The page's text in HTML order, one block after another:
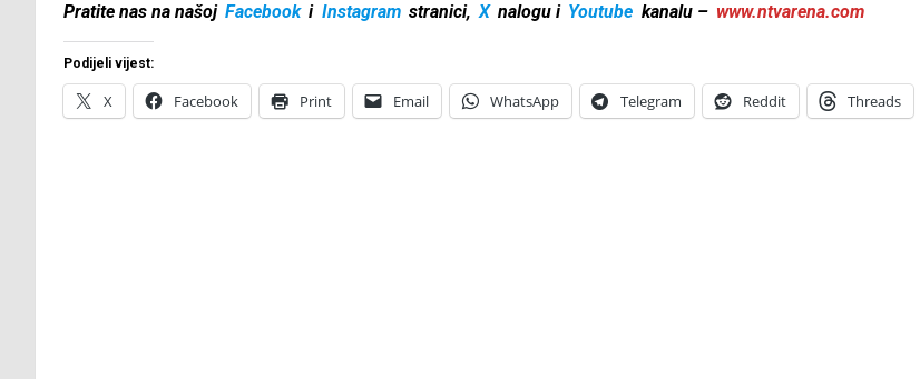
Pratite nas na našoj Facebook i Instagram stranici, X nalogu i Youtube kanalu – www.ntvarena.com
Podijeli vijest:
X Facebook Print Email WhatsApp Telegram Reddit Threads